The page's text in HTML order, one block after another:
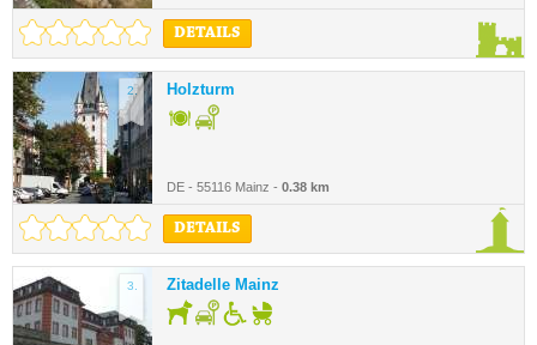
DETAILS
2. Holzturm
DE - 55116 Mainz - 0.38 km
DETAILS
3. Zitadelle Mainz